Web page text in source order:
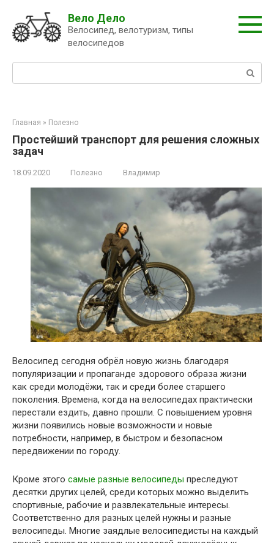
контенту
Вело Дело
Велосипед, велотуризм, типы
велосипедов
Главная » Полезно
Простейший транспорт для решения сложных
задач
18.09.2020 Полезно Владимир
Велосипед сегодня обрёл новую жизнь благодаря
популяризации и пропаганде здорового образа жизни
как среди молодёжи, так и среди более старшего
поколения. Времена, когда на велосипедах практически
перестали ездить, давно прошли. С повышением уровня
жизни появились новые возможности и новые
потребности, например, в быстром и безопасном
передвижении по городу.
Кроме этого самые разные велосипеды преследуют
десятки других целей, среди которых можно выделить
спортивные, рабочие и развлекательные интересы.
Соответственно для разных целей нужны и разные
велосипеды. Многие заядлые велосипедисты на каждый